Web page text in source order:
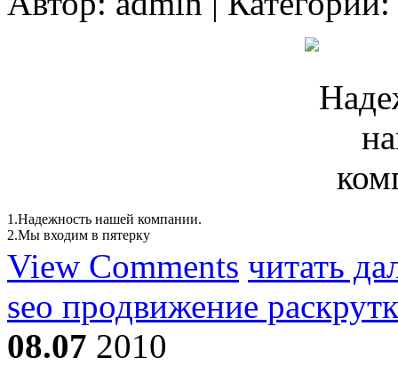
1.Надежность нашей компании.
2.Мы входим в пятерку
View Comments читать
seo продвижение
08.07 2010